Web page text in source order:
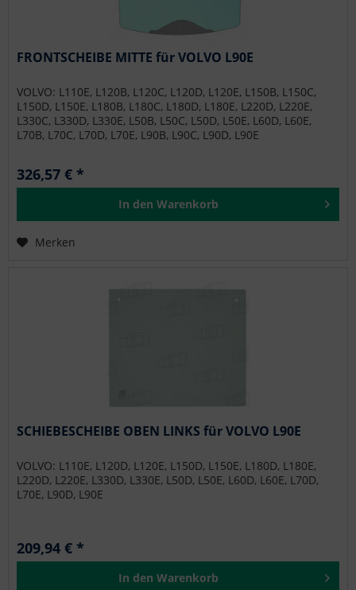
FRONTSCHEIBE MITTE für VOLVO L90E
VOLVO: L110E, L120B, L120C, L120D, L120E, L150B, L150C,
L150D, L150E, L180B, L180C, L180D, L180E, L220D, L220E,
L330C, L330D, L330E, L50B, L50C, L50D, L50E, L60D, L60E,
L70B, L70C, L70D, L70E, L90B, L90C, L90D, L90E
326,57 € *
In den Warenkorb
Merken
SCHIEBESCHEIBE OBEN LINKS für VOLVO L90E
VOLVO: L110E, L120D, L120E, L150D, L150E, L180D, L180E,
L220D, L220E, L330D, L330E, L50D, L50E, L60D, L60E, L70D,
L70E, L90D, L90E
209,94 € *
In den Warenkorb